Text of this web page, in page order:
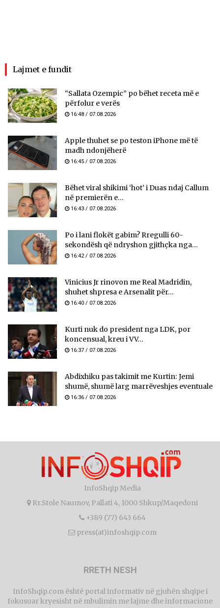
Lajmet e fundit
“Sallata Ozempic” po bëhet receta më e
përfolur e verës
16:48 / 07.08.2026
Apple thuhet se po teston iPhone më të
madh ndonjëherë
16:45 / 07.08.2026
Bëhet viral shikimi ‘hot’ i Duas ndaj Callum
në premierën e...
16:43 / 07.08.2026
Po i lani flokët gabim? Rregulli 60-
sekondësh që ndryshon gjithçka nga...
16:42 / 07.08.2026
Vinicius Jr rinovon me Real Madridin,
shuhet shpresa e Arsenalit për...
16:40 / 07.08.2026
Kurti nuk do president nga LDK, por
koncensual, kreu i VV...
16:37 / 07.08.2026
Abdixhiku pas takimit me Kurtin: Jemi
shumë, shumë larg marrëveshjes eventuale
16:36 / 07.08.2026
InfoShqip Media
Rr.Stole Naumov, Pallati 4, 1000 Shkup/Maqedoni
+389 (77) 643 664
press(at)infoshqip.com
RRETH NESH
InfoShqip.com është portal informativ në gjuhën shqipe i
fokusuar kryesisht në mbulimin me lajme dhe informacione